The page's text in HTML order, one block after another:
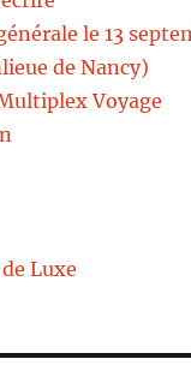
le 13
de Nancy)
Voyage
Luxe